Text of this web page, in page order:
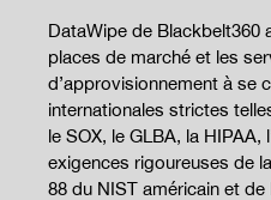
DataWipe de Blackbelt360
places de marché et les
d’approvisionnement à se
internationales strictes
le SOX, le GLBA, la HIPAA,
exigences rigoureuses de
88 du NIST américain et